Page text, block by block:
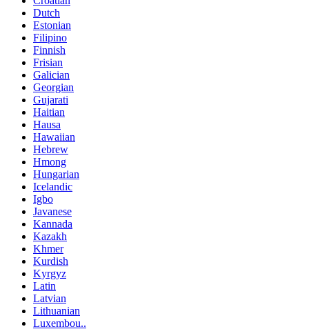
Dutch
Estonian
Filipino
Finnish
Frisian
Galician
Georgian
Gujarati
Haitian
Hausa
Hawaiian
Hebrew
Hmong
Hungarian
Icelandic
Igbo
Javanese
Kannada
Kazakh
Khmer
Kurdish
Kyrgyz
Latin
Latvian
Lithuanian
Luxembou..